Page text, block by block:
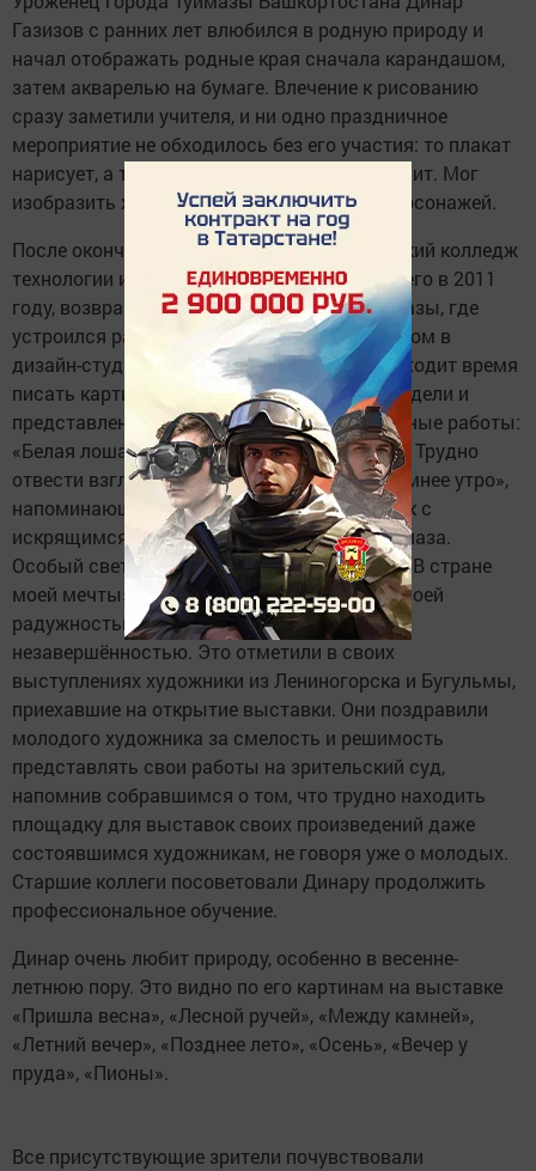
Газизов с ранних лет влюбился в родную природу и
начал отображать родные края сначала карандашом,
затем акварелью на бумаге. Влечение к рисованию
сразу заметили учителя, и ни одно праздничное
мероприятие не обходилось без его участия: то плакат
нарисует, а то и стенгазету красочно оформит. Мог
изобразить животных, птиц, новогодних персонажей.
После окончания школы поступил в Уфимский колледж
технологии и дизайна и, успешно закончив его в 2011
году, возвращается на свою родину в Туймазы, где
устроился работать графическим дизайнером в
дизайн-студию. Вечерами после работы находит время
писать картины. За последний год свет увидели и
представлены на выставке его замечательные работы:
«Белая лошадь», «Вид на море», «3 апреля». Трудно
отвести взгляд от лучезарной картины «Зимнее утро»,
напоминающей январский солнечный денёк с
искрящимся снежком, до боли слепящим глаза.
Особый свет исходит от его произведения «В стране
моей мечты», магически притягивающей своей
радужностью, свежестью и в силу юности
незавершённостью. Это отметили в своих
выступлениях художники из Лениногорска и Бугульмы,
приехавшие на открытие выставки. Они поздравили
молодого художника за смелость и решимость
представлять свои работы на зрительский суд,
напомнив собравшимся о том, что трудно находить
площадку для выставок своих произведений даже
состоявшимся художникам, не говоря уже о молодых.
Старшие коллеги посоветовали Динару продолжить
профессиональное обучение.
Динар очень любит природу, особенно в весенне-
летнюю пору. Это видно по его картинам на выставке
«Пришла весна», «Лесной ручей», «Между камней»,
«Летний вечер», «Позднее лето», «Осень», «Вечер у
пруда», «Пионы».
Все присутствующие зрители почувствовали